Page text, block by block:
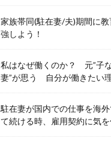
家族帯同(駐在妻/夫)期間に
強しよう！
私はなぜ働くのか？ 元”子
妻”が思う 自分が働きたい
駐在妻が国内での仕事を海
て続ける時、雇用契約に気を